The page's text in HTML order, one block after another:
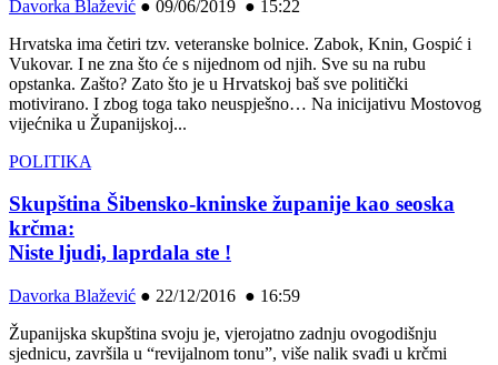
Davorka Blažević ● 09/06/2019 ● 15:22
Hrvatska ima četiri tzv. veteranske bolnice. Zabok, Knin, Gospić i
Vukovar. I ne zna što će s nijednom od njih. Sve su na rubu
opstanka. Zašto? Zato što je u Hrvatskoj baš sve politički
motivirano. I zbog toga tako neuspješno… Na inicijativu Mostovog
vijećnika u Županijskoj...
POLITIKA
Skupština Šibensko-kninske županije kao seoska
krčma:
Niste ljudi, laprdala ste !
Davorka Blažević ● 22/12/2016 ● 16:59
Županijska skupština svoju je, vjerojatno zadnju ovogodišnju
sjednicu, završila u “revijalnom tonu”, više nalik svađi u krčmi